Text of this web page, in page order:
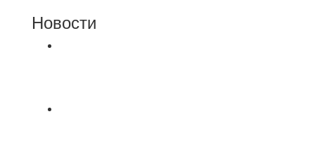
Новости